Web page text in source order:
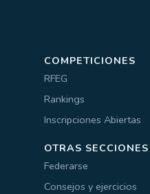
COMPETICIONES
RFEG
Rankings
Inscripciones Abiertas
OTRAS SECCIONES
Federarse
Consejos y ejercicios